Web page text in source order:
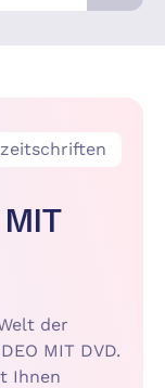
MIT
der
MIT DVD.
Ihnen